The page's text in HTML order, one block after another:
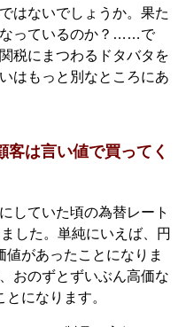
はないでしょうか。果た
なっているのか？……で
税にまつわるドタバタを
はもっと別なところにあ
客は言い値で買ってく
していた頃の為替レート
した。単純にいえば、円
があったことになりま
おのずとずいぶん高価な
になります。